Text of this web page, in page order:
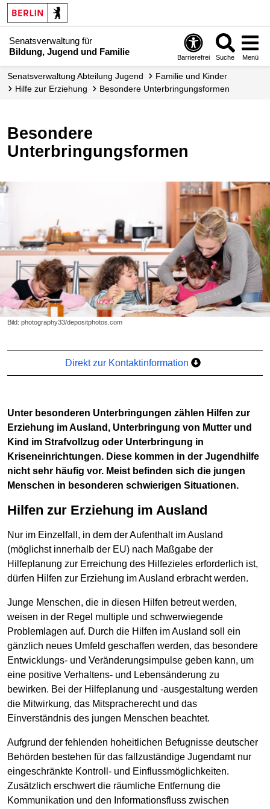
Senatsverwaltung für
Bildung, Jugend und Familie
Barrierefrei Suche Menü
Senats­verwaltung Abteilung Jugend
Familie und Kinder
Hilfe zur Erziehung
Besondere Unterbringungs­formen
Besondere
Unterbringungsformen
Bild: photography33/depositphotos.com
Direkt zur Kontaktinformation
Unter besonderen Unterbringungen zählen Hilfen zur
Erziehung im Ausland, Unterbringung von Mutter und
Kind im Strafvollzug oder Unterbringung in
Kriseneinrichtungen. Diese kommen in der Jugendhilfe
nicht sehr häufig vor. Meist befinden sich die jungen
Menschen in besonderen schwierigen Situationen.
Hilfen zur Erziehung im Ausland
Nur im Einzelfall, in dem der Aufenthalt im Ausland
(möglichst innerhalb der EU) nach Maßgabe der
Hilfeplanung zur Erreichung des Hilfezieles erforderlich ist,
dürfen Hilfen zur Erziehung im Ausland erbracht werden.
Junge Menschen, die in diesen Hilfen betreut werden,
weisen in der Regel multiple und schwerwiegende
Problemlagen auf. Durch die Hilfen im Ausland soll ein
gänzlich neues Umfeld geschaffen werden, das besondere
Entwicklungs- und Veränderungsimpulse geben kann, um
eine positive Verhaltens- und Lebensänderung zu
bewirken. Bei der Hilfeplanung und -ausgestaltung werden
die Mitwirkung, das Mitspracherecht und das
Einverständnis des jungen Menschen beachtet.
Aufgrund der fehlenden hoheitlichen Befugnisse deutscher
Behörden bestehen für das fallzuständige Jugendamt nur
eingeschränkte Kontroll- und Einflussmöglichkeiten.
Zusätzlich erschwert die räumliche Entfernung die
Kommunikation und den Informationsfluss zwischen